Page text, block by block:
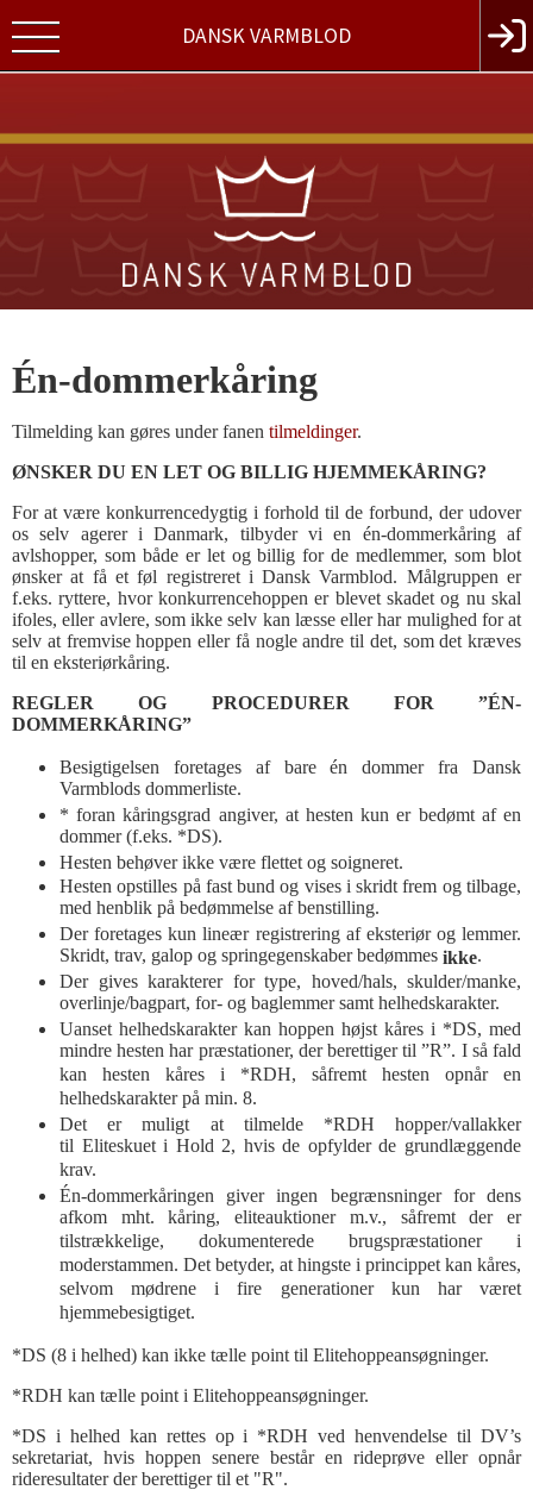
DANSK VARMBLOD
Én-dommerkåring
Tilmelding kan gøres under fanen tilmeldinger.
ØNSKER DU EN LET OG BILLIG HJEMMEKÅRING?
For at være konkurrencedygtig i forhold til de forbund, der udover
os selv agerer i Danmark, tilbyder vi en én-dommerkåring af
avlshopper, som både er let og billig for de medlemmer, som blot
ønsker at få et føl registreret i Dansk Varmblod. Målgruppen er
f.eks. ryttere, hvor konkurrencehoppen er blevet skadet og nu skal
ifoles, eller avlere, som ikke selv kan læsse eller har mulighed for at
selv at fremvise hoppen eller få nogle andre til det, som det kræves
til en eksteriørkåring.
REGLER OG PROCEDURER FOR ”ÉN-
DOMMERKÅRING”
Besigtigelsen foretages af bare én dommer fra Dansk
Varmblods dommerliste.
* foran kåringsgrad angiver, at hesten kun er bedømt af en
dommer (f.eks. *DS).
Hesten behøver ikke være flettet og soigneret.
Hesten opstilles på fast bund og vises i skridt frem og tilbage,
med henblik på bedømmelse af benstilling.
Der foretages kun lineær registrering af eksteriør og lemmer.
Skridt, trav, galop og springegenskaber bedømmes ikke.
Der gives karakterer for type, hoved/hals, skulder/manke,
overlinje/bagpart, for- og baglemmer samt helhedskarakter.
Uanset helhedskarakter kan hoppen højst kåres i *DS, med
mindre hesten har præstationer, der berettiger til ”R”. I så fald
kan hesten kåres i *RDH, såfremt hesten opnår en
helhedskarakter på min. 8.
Det er muligt at tilmelde *RDH hopper/vallakker
til Eliteskuet i Hold 2, hvis de opfylder de grundlæggende
krav.
Én-dommerkåringen giver ingen begrænsninger for dens
afkom mht. kåring, eliteauktioner m.v., såfremt der er
tilstrækkelige, dokumenterede brugspræstationer i
moderstammen. Det betyder, at hingste i princippet kan kåres,
selvom mødrene i fire generationer kun har været
hjemmebesigtiget.
*DS (8 i helhed) kan ikke tælle point til Elitehoppeansøgninger.
*RDH kan tælle point i Elitehoppeansøgninger.
*DS i helhed kan rettes op i *RDH ved henvendelse til DV’s
sekretariat, hvis hoppen senere består en rideprøve eller opnår
rideresultater der berettiger til et "R".